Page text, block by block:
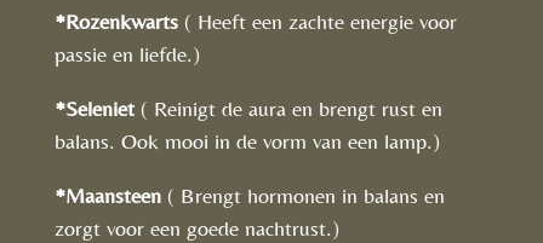
*Rozenkwarts( Heeft een zachte energie voor
passie en liefde.)
*Seleniet( Reinigt de aura en brengt rust en
balans. Ook mooi in de vorm van een lamp.)
*Maansteen( Brengt hormonen in balans en
zorgt voor een goede nachtrust.)